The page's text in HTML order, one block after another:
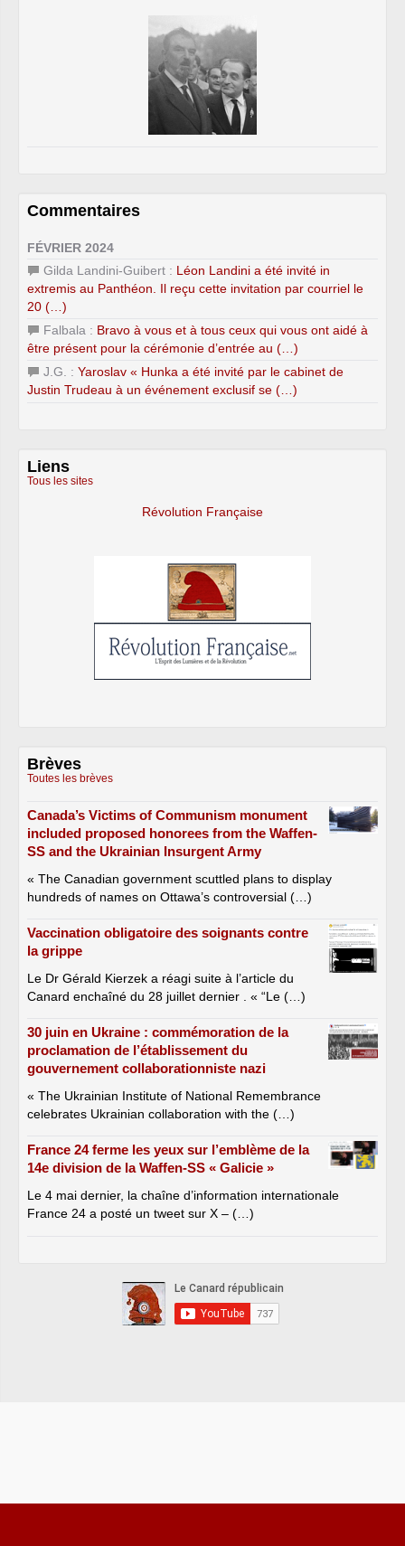
Commentaires
FÉVRIER 2024
Gilda Landini-Guibert : Léon Landini a été invité in
extremis au Panthéon. Il reçu cette invitation par courriel le
20 (…)
Falbala : Bravo à vous et à tous ceux qui vous ont aidé à
être présent pour la cérémonie d’entrée au (…)
J.G. : Yaroslav « Hunka a été invité par le cabinet de
Justin Trudeau à un événement exclusif se (…)
Liens
Tous les sites
Révolution Française
Brèves
Toutes les brèves
Canada’s Victims of Communism monument
included proposed honorees from the Waffen-
SS and the Ukrainian Insurgent Army
« The Canadian government scuttled plans to display
hundreds of names on Ottawa’s controversial (…)
Vaccination obligatoire des soignants contre
la grippe
Le Dr Gérald Kierzek a réagi suite à l’article du
Canard enchaîné du 28 juillet dernier . « “Le (…)
30 juin en Ukraine : commémoration de la
proclamation de l’établissement du
gouvernement collaborationniste nazi
« The Ukrainian Institute of National Remembrance
celebrates Ukrainian collaboration with the (…)
France 24 ferme les yeux sur l’emblème de la
14e division de la Waffen-SS « Galicie »
Le 4 mai dernier, la chaîne d’information internationale
France 24 a posté un tweet sur X – (…)